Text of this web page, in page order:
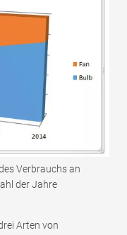
Verbrauchs an
der Jahre
Arten von